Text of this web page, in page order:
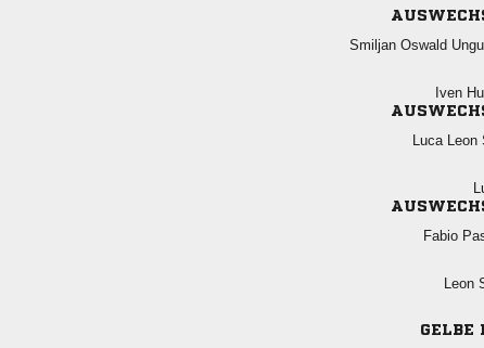
 

 


GELBE